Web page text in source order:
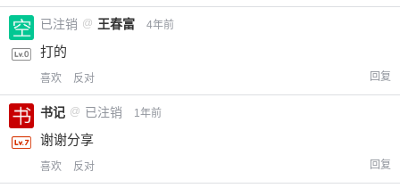
已注销 @ 王春富 4年前
打的
喜欢 反对 回复
书记 @ 已注销 1年前
谢谢分享
喜欢 反对 回复